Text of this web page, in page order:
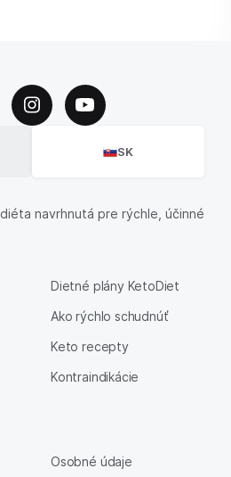
SK
navrhnutá pre rýchle, účinné
Dietné plány KetoDiet
Ako rýchlo schudnúť
Keto recepty
Kontraindikácie
Osobné údaje